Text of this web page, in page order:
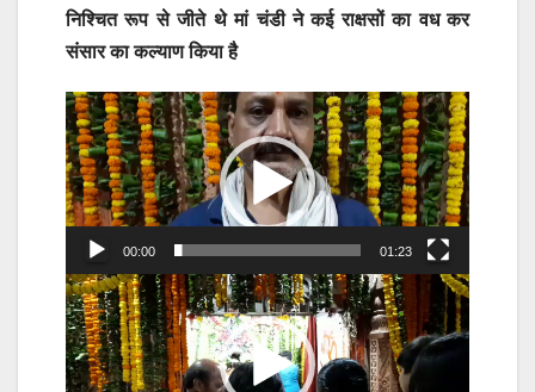
निश्चित रूप से जीते थे मां चंडी ने कई राक्षसों का वध कर
संसार का कल्याण किया है
Video
Player
00:00 01:23
Video
Player